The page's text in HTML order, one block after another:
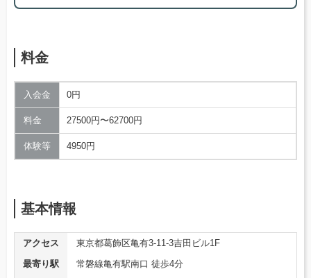
料金
入会金 0円
料金 27500円〜62700円
体験等 4950円
基本情報
アクセス
東京都葛飾区亀有3-11-3吉田ビル1F
最寄り駅
常磐線亀有駅南口 徒歩4分